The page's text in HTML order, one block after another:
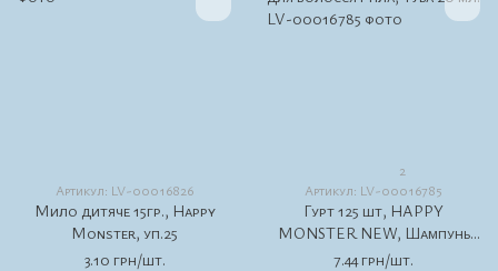
Артикул: LV-00016826
Мило дитяче 15гр., Happy
Monster, уп.25
3.10 грн/шт.
2
Артикул: LV-00016785
Гурт 125 шт, HAPPY
MONSTER NEW, Шампунь
для волосся і тіла, Туба 20 мл.
7.44 грн/шт.